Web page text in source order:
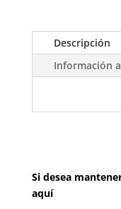
Descripción
Información
Si desea
aquí